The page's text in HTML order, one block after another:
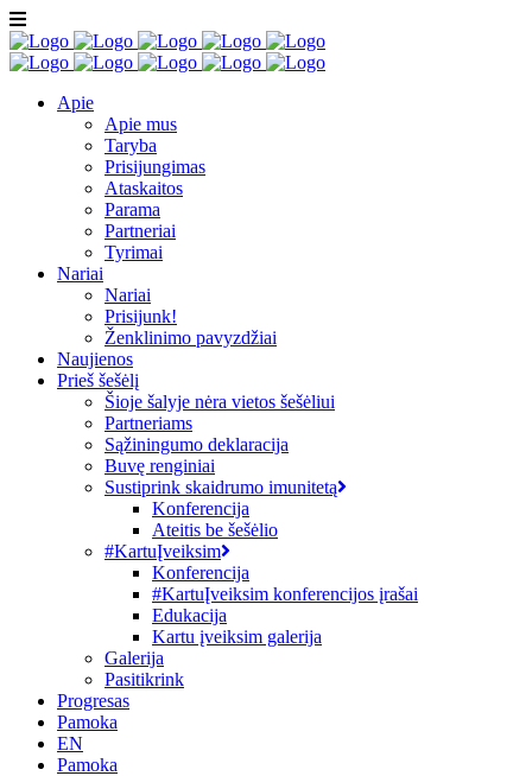
Apie
Apie mus
Taryba
Prisijungimas
Ataskaitos
Parama
Partneriai
Tyrimai
Nariai
Nariai
Prisijunk!
Ženklinimo pavyzdžiai
Naujienos
Prieš šešėlį
Šioje šalyje nėra vietos šešėliui
Partneriams
Sąžiningumo deklaracija
Buvę renginiai
Sustiprink skaidrumo imunitetą
Konferencija
Ateitis be šešėlio
#KartuĮveiksim
Konferencija
#KartuĮveiksim konferencijos įrašai
Edukacija
Kartu įveiksim galerija
Galerija
Pasitikrink
Progresas
Pamoka
EN
Pamoka